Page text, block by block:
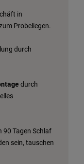
in
Probeliegen.
durch
durch
90 Tagen Schlaf
sein, tauschen